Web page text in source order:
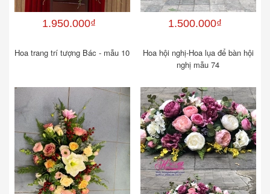
1.950.000₫
Hoa trang trí tượng Bác - mẫu 10
1.500.000₫
Hoa hội nghị-Hoa lụa để bàn hội
nghị mẫu 74